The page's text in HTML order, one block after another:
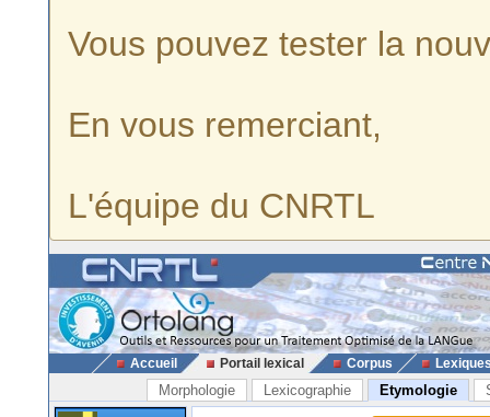
Vous pouvez tester la
En vous remerciant,
L'équipe du CNRTL
Accueil Portail lexical Corpus
Morphologie Lexicographie Etymologie